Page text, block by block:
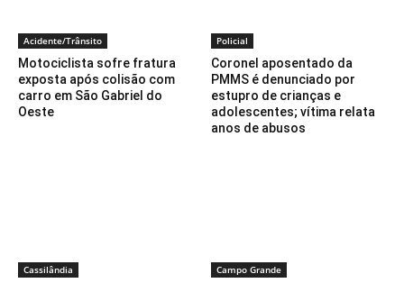
Acidente/Trânsito
Motociclista sofre fratura
exposta após colisão com
carro em São Gabriel do
Oeste
Policial
Coronel aposentado da
PMMS é denunciado por
estupro de crianças e
adolescentes; vítima relata
anos de abusos
Cassilândia Campo Grande